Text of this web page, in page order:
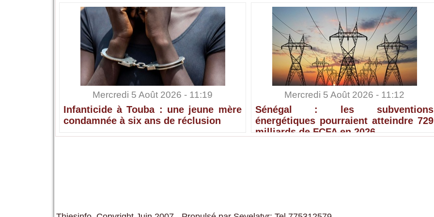
Mercredi 5 Août 2026 - 11:19
Infanticide à Touba : une jeune mère
condamnée à six ans de réclusion
Mercredi 5 Août 2026 - 11:12
Sénégal : les subventions
énergétiques pourraient atteindre 729
milliards de FCFA en 2026